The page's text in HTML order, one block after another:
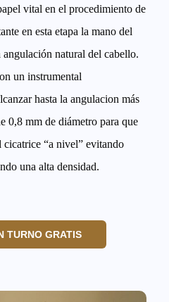
vital en el procedimiento de
en esta etapa la mano del
natural del cabello.
un instrumental
hasta la angulacion más
0,8 mm de diámetro para que
“a nivel” evitando
una alta densidad.
TURNO GRATIS